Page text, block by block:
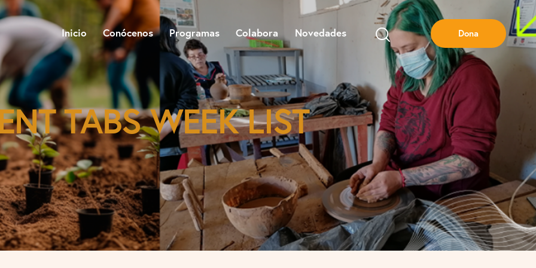
Inicio Conócenos Programas Colabora Novedades Dona
TABS WEEK LIST